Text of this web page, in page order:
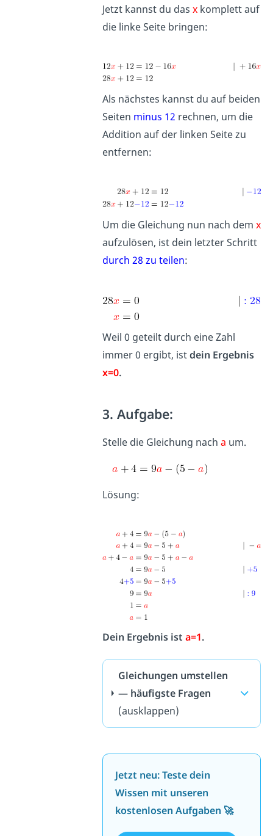
Jetzt kannst du das xkomplett auf
die linke Seite bringen:
Als nächstes kannst du auf beiden
Seiten minus 12 rechnen, um die
Addition auf der linken Seite zu
entfernen:
Um die Gleichung nun nach dem x
aufzulösen, ist dein letzter Schritt
durch 28 zu teilen:
Weil 0 geteilt durch eine Zahl
immer 0 ergibt, istdein Ergebnis
x=0.
3. Aufgabe:
Stelle die Gleichung nach a um.
Lösung:
Dein Ergebnis ist a=1.
Gleichungen umstellen
— häufigste Fragen
(ausklappen)
Jetzt neu: Teste dein
Wissen mit unseren
kostenlosen Aufgaben 🚀